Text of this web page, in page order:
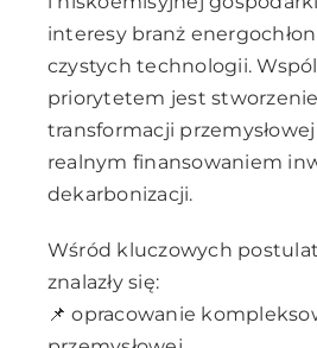
interesy branż
czystych technologii.
priorytetem jest
transformacji przemysłowej
realnym finansowaniem
dekarbonizacji.
Wśród kluczowych
znalazły się:
📌 opracowanie